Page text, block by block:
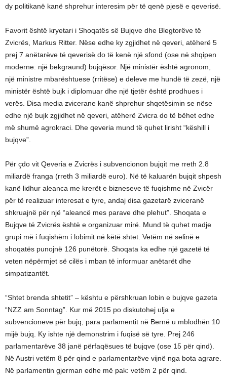
dy politikanë kanë shprehur interesim për të qenë pjesë e qeverisë.
Favorit është kryetari i Shoqatës së Bujqve dhe Blegtorëve të
Zvicrës, Markus Ritter. Nëse edhe ky zgjidhet në qeveri, atëherë 5
prej 7 anëtarëve të qeverisë do të kenë një sfond (ose në shqipen
moderne: një bekgraund) bujqësor. Një ministër është agronom,
një ministre mbarështuese (rritëse) e deleve me hundë të zezë, një
ministër është bujk i diplomuar dhe një tjetër është prodhues i
verës. Disa media zvicerane kanë shprehur shqetësimin se nëse
edhe një bujk zgjidhet në qeveri, atëherë Zvicra do të bëhet edhe
më shumë agrokraci. Dhe qeveria mund të quhet lirisht “këshill i
bujqve”.
Për çdo vit Qeveria e Zvicrës i subvencionon bujqit me rreth 2.8
miliardë franga (rreth 3 miliardë euro). Në të kaluarën bujqit shpesh
kanë lidhur aleanca me krerët e bizneseve të fuqishme në Zvicër
për të realizuar interesat e tyre, andaj disa gazetarë zviceranë
shkruajnë për një “aleancë mes parave dhe plehut”. Shoqata e
Bujqve të Zvicrës është e organizuar mirë. Mund të quhet madje
grupi më i fuqishëm i lobimit në këtë shtet. Vetëm në selinë e
shoqatës punojnë 126 punëtorë. Shoqata ka edhe një gazetë të
veten nëpërmjet së cilës i mban të informuar anëtarët dhe
simpatizantët.
“Shtet brenda shtetit” – kështu e përshkruan lobin e bujqve gazeta
“NZZ am Sonntag”. Kur më 2015 po diskutohej ulja e
subvencioneve për bujq, para parlamentit në Bernë u mblodhën 10
mijë bujq. Ky ishte një demonstrim i fuqisë së tyre. Prej 246
parlamentarëve 38 janë përfaqësues të bujqve (ose 15 për qind).
Në Austri vetëm 8 për qind e parlamentarëve vijnë nga bota agrare.
Në parlamentin gjerman edhe më pak: vetëm 2 për qind.